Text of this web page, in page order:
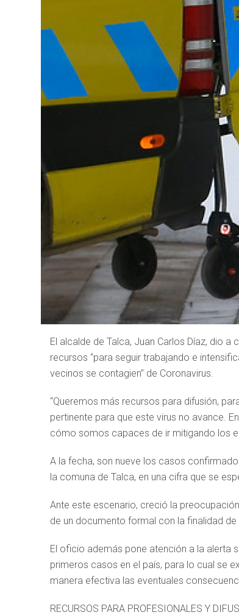
El alcalde de Talca, Juan Carlos Díaz, dio
recursos “para seguir trabajando e
vecinos se contagien” de Coronavirus.
“Queremos más recursos para difusión,
pertinente para que este virus no avance.
cómo somos capaces de ir mitigando los
A la fecha, son nueve los casos
la comuna de Talca, en una cifra que se
Ante este escenario, creció la
de un documento formal con la finalidad
El oficio además pone atención a la alerta
primeros casos en el país, para lo cual se
manera efectiva las eventuales
RECURSOS PARA PROFESIONALES Y